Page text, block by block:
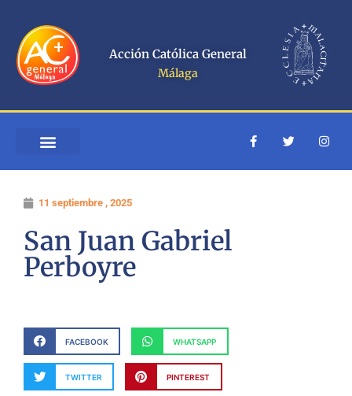
contenido
Acción Católica General
Málaga
F
a
e
T
w
t
I
n
t
11 septiembre , 2025
San Juan Gabriel
Perboyre
FACEBOOK WHATSAPP
TWITTER PINTEREST